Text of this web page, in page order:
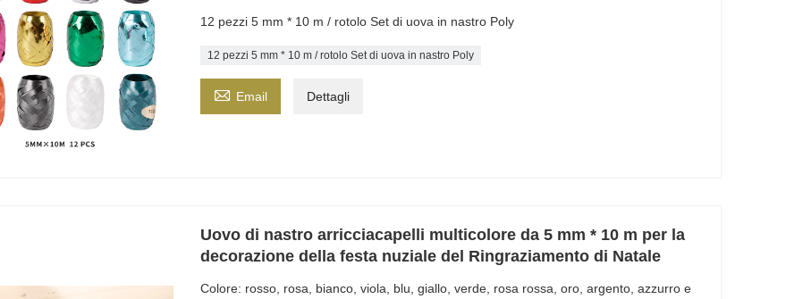
12 pezzi 5 mm * 10 m / rotolo Set di uova in nastro Poly
12 pezzi 5 mm * 10 m / rotolo Set di uova in nastro Poly
 Email Dettagli
Uovo di nastro arricciacapelli multicolore da 5 mm * 10 m per la
decorazione della festa nuziale del Ringraziamento di Natale
Colore: rosso, rosa, bianco, viola, blu, giallo, verde, rosa rossa, oro, argento, azzurro e